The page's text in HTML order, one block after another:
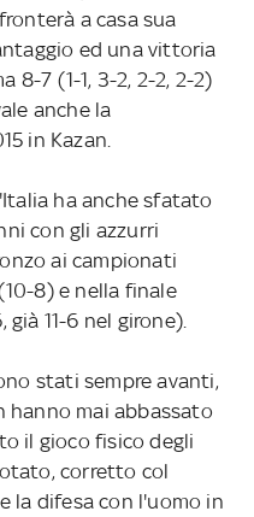
a casa sua
ed una vittoria
8-7 (1-1, 3-2, 2-2, 2-2)
anche la
in Kazan.
ha anche sfatato
con gli azzurri
ai campionati
8) e nella finale
11-6 nel girone).
stati sempre avanti,
hanno mai abbassato
il gioco fisico degli
corretto col
la difesa con l'uomo in